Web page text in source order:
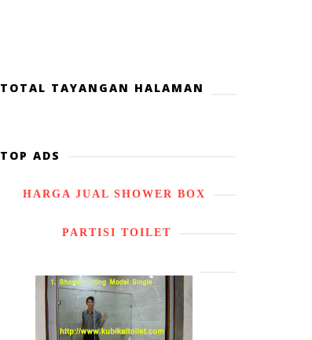
TOTAL TAYANGAN HALAMAN
TOP ADS
HARGA JUAL SHOWER BOX
PARTISI TOILET